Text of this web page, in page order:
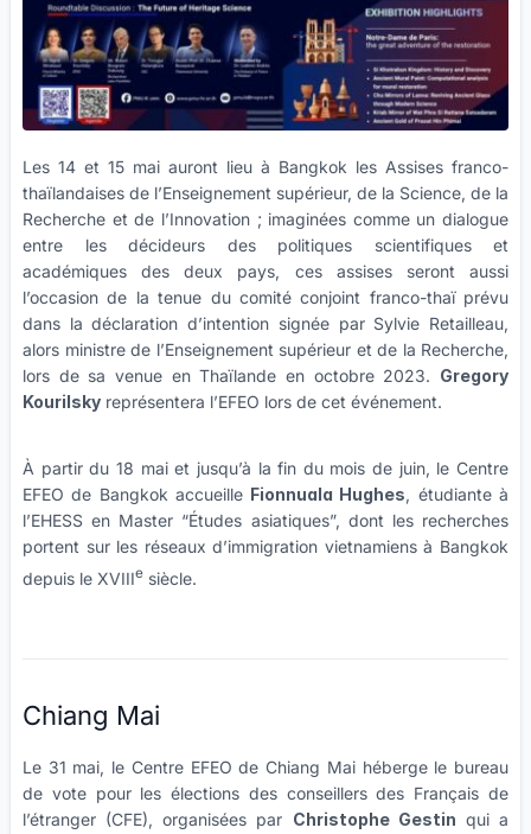
Les 14 et 15 mai auront lieu à Bangkok les Assises franco-
thaïlandaises de l’Enseignement supérieur, de la Science, de la
Recherche et de l’Innovation ; imaginées comme un dialogue
entre les décideurs des politiques scientifiques et
académiques des deux pays, ces assises seront aussi
l’occasion de la tenue du comité conjoint franco-thaï prévu
dans la déclaration d’intention signée par Sylvie Retailleau,
alors ministre de l’Enseignement supérieur et de la Recherche,
lors de sa venue en Thaïlande en octobre 2023. Gregory
Kourilsky représentera l’EFEO lors de cet événement.
À partir du 18 mai et jusqu’à la fin du mois de juin, le Centre
EFEO de Bangkok accueille Fionnuala Hughes, étudiante à
l’EHESS en Master “Études asiatiques”, dont les recherches
portent sur les réseaux d’immigration vietnamiens à Bangkok
depuis le XVIIIe siècle.
Chiang Mai
Le 31 mai, le Centre EFEO de Chiang Mai héberge le bureau
de vote pour les élections des conseillers des Français de
l’étranger (CFE), organisées par Christophe Gestin qui a